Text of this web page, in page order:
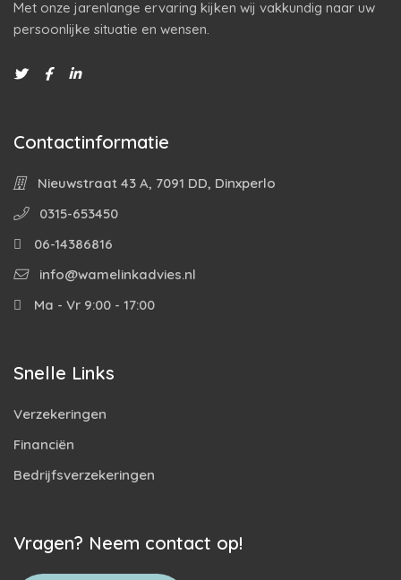
Met onze jarenlange ervaring kijken wij vakkundig naar uw
persoonlijke situatie en wensen.
Contactinformatie
Nieuwstraat 43 A, 7091 DD, Dinxperlo
0315-653450
06-14386816
info@wamelinkadvies.nl
Ma - Vr 9:00 - 17:00
Snelle Links
Verzekeringen
Financiën
Bedrijfsverzekeringen
Vragen? Neem contact op!